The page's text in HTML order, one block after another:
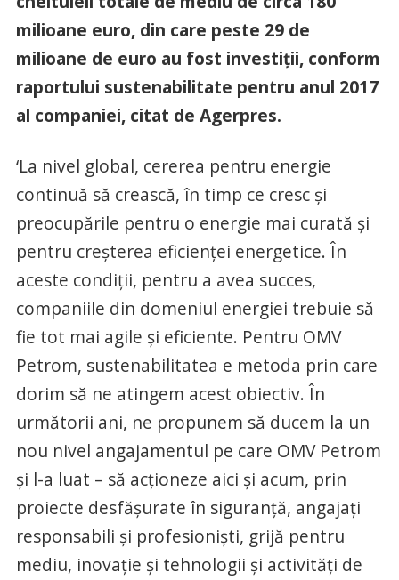
milioane euro, din care peste 29 de
milioane de euro au fost investiţii, conform
raportului sustenabilitate pentru anul 2017
al companiei, citat de Agerpres.
‘La nivel global, cererea pentru energie
continuă să crească, în timp ce cresc şi
preocupările pentru o energie mai curată şi
pentru creşterea eficienţei energetice. În
aceste condiţii, pentru a avea succes,
companiile din domeniul energiei trebuie să
fie tot mai agile şi eficiente. Pentru OMV
Petrom, sustenabilitatea e metoda prin care
dorim să ne atingem acest obiectiv. În
următorii ani, ne propunem să ducem la un
nou nivel angajamentul pe care OMV Petrom
şi l-a luat – să acţioneze aici şi acum, prin
proiecte desfăşurate în siguranţă, angajaţi
responsabili şi profesionişti, grijă pentru
mediu, inovaţie şi tehnologii şi activităţi de